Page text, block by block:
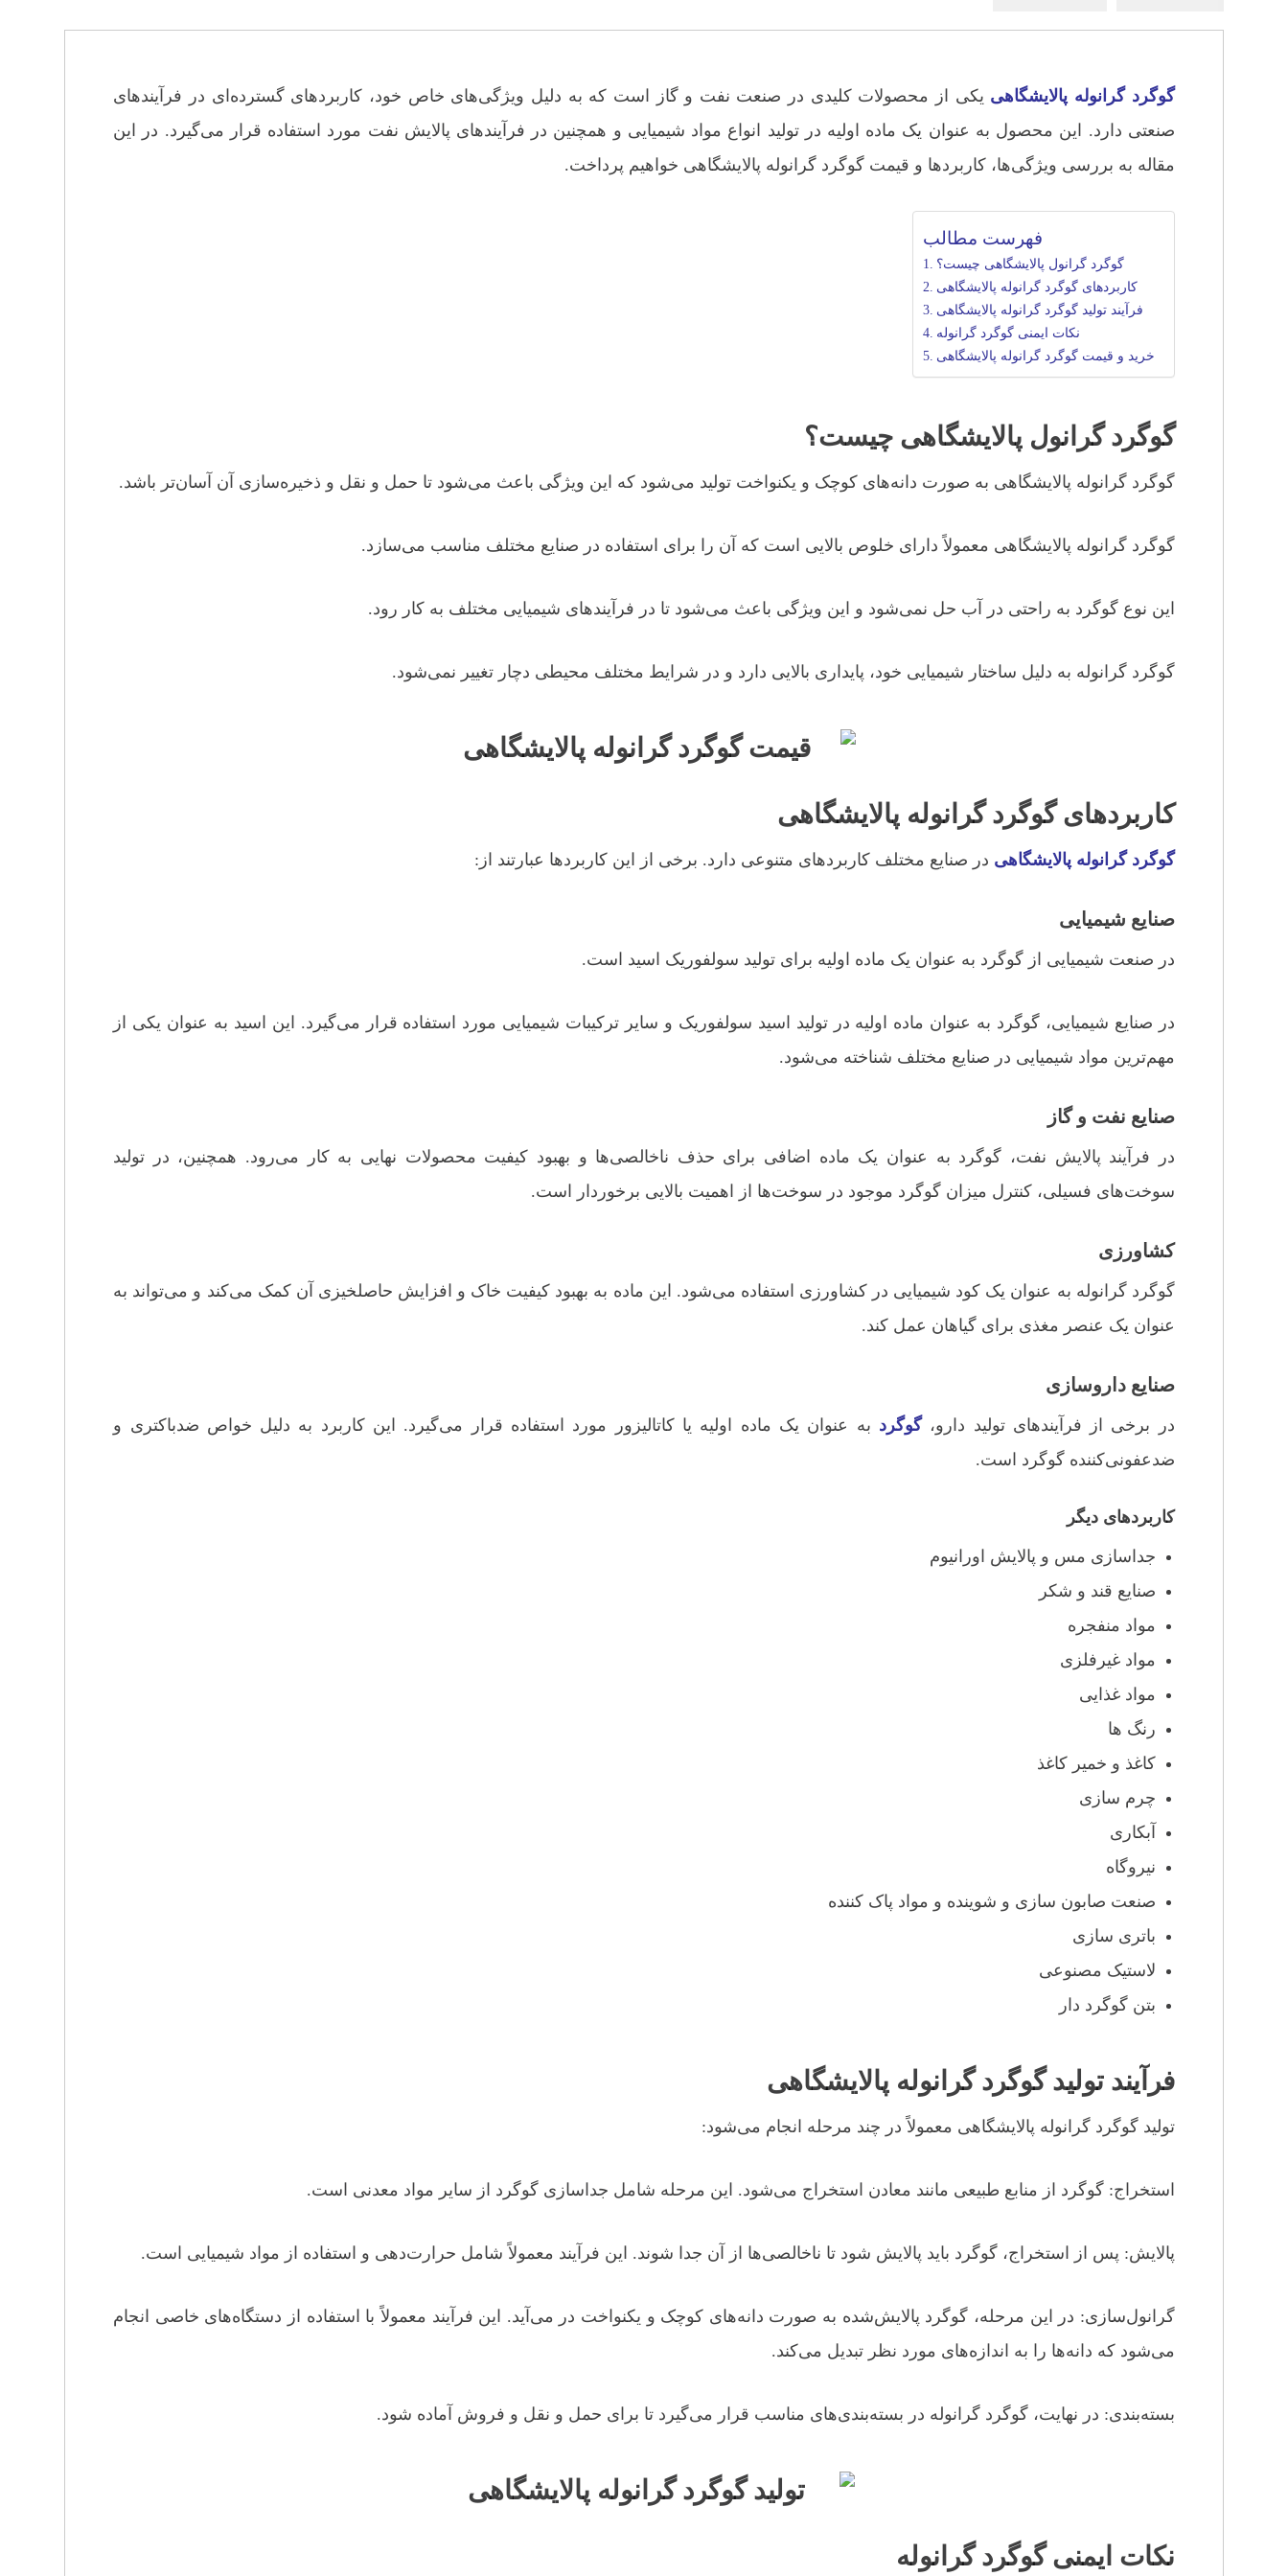
گوگرد گرانوله پالایشگاهی یکی از محصولات کلیدی در صنعت نفت و گاز است که به دلیل ویژگی‌های خاص خود، کاربردهای گسترده‌ای در فرآیندهای
صنعتی دارد. این محصول به عنوان یک ماده اولیه در تولید انواع مواد شیمیایی و همچنین در فرآیندهای پالایش نفت مورد استفاده قرار می‌گیرد. در این
مقاله به بررسی ویژگی‌ها، کاربردها و قیمت گوگرد گرانوله پالایشگاهی خواهیم پرداخت.
فهرست مطالب
گوگرد گرانول پالایشگاهی چیست؟
کاربردهای گوگرد گرانوله پالایشگاهی
فرآیند تولید گوگرد گرانوله پالایشگاهی
نکات ایمنی گوگرد گرانوله
خرید و قیمت گوگرد گرانوله پالایشگاهی
گوگرد گرانول پالایشگاهی چیست؟
گوگرد گرانوله پالایشگاهی به صورت دانه‌های کوچک و یکنواخت تولید می‌شود که این ویژگی باعث می‌شود تا حمل و نقل و ذخیره‌سازی آن آسان‌تر باشد.
گوگرد گرانوله پالایشگاهی معمولاً دارای خلوص بالایی است که آن را برای استفاده در صنایع مختلف مناسب می‌سازد.
این نوع گوگرد به راحتی در آب حل نمی‌شود و این ویژگی باعث می‌شود تا در فرآیندهای شیمیایی مختلف به کار رود.
گوگرد گرانوله به دلیل ساختار شیمیایی خود، پایداری بالایی دارد و در شرایط مختلف محیطی دچار تغییر نمی‌شود.
کاربردهای گوگرد گرانوله پالایشگاهی
گوگرد گرانوله پالایشگاهی در صنایع مختلف کاربردهای متنوعی دارد. برخی از این کاربردها عبارتند از:
صنایع شیمیایی
در صنعت شیمیایی از گوگرد به عنوان یک ماده اولیه برای تولید سولفوریک اسید است.
در صنایع شیمیایی، گوگرد به عنوان ماده اولیه در تولید اسید سولفوریک و سایر ترکیبات شیمیایی مورد استفاده قرار می‌گیرد. این اسید به عنوان یکی از
مهم‌ترین مواد شیمیایی در صنایع مختلف شناخته می‌شود.
صنایع نفت و گاز
در فرآیند پالایش نفت، گوگرد به عنوان یک ماده اضافی برای حذف ناخالصی‌ها و بهبود کیفیت محصولات نهایی به کار می‌رود. همچنین، در تولید
سوخت‌های فسیلی، کنترل میزان گوگرد موجود در سوخت‌ها از اهمیت بالایی برخوردار است.
کشاورزی
گوگرد گرانوله به عنوان یک کود شیمیایی در کشاورزی استفاده می‌شود. این ماده به بهبود کیفیت خاک و افزایش حاصلخیزی آن کمک می‌کند و می‌تواند به
عنوان یک عنصر مغذی برای گیاهان عمل کند.
صنایع داروسازی
در برخی از فرآیندهای تولید دارو،گوگرد به عنوان یک ماده اولیه یا کاتالیزور مورد استفاده قرار می‌گیرد. این کاربرد به دلیل خواص ضدباکتری و
ضدعفونی‌کننده گوگرد است.
کاربردهای دیگر
جداسازی مس و پالایش اورانیوم
صنایع قند و شکر
مواد منفجره
مواد غیرفلزی
مواد غذایی
رنگ ها
کاغذ و خمیر کاغذ
چرم سازی
آبکاری
نیروگاه
صنعت صابون سازی و شوینده و مواد پاک کننده
باتری سازی
لاستیک مصنوعی
بتن گوگرد دار
فرآیند تولید گوگرد گرانوله پالایشگاهی
تولید گوگرد گرانوله پالایشگاهی معمولاً در چند مرحله انجام می‌شود:
استخراج: گوگرد از منابع طبیعی مانند معادن استخراج می‌شود. این مرحله شامل جداسازی گوگرد از سایر مواد معدنی است.
پالایش: پس از استخراج، گوگرد باید پالایش شود تا ناخالصی‌ها از آن جدا شوند. این فرآیند معمولاً شامل حرارت‌دهی و استفاده از مواد شیمیایی است.
گرانول‌سازی: در این مرحله، گوگرد پالایش‌شده به صورت دانه‌های کوچک و یکنواخت در می‌آید. این فرآیند معمولاً با استفاده از دستگاه‌های خاصی انجام
می‌شود که دانه‌ها را به اندازه‌های مورد نظر تبدیل می‌کند.
بسته‌بندی: در نهایت، گوگرد گرانوله در بسته‌بندی‌های مناسب قرار می‌گیرد تا برای حمل و نقل و فروش آماده شود.
نکات ایمنی گوگرد گرانوله